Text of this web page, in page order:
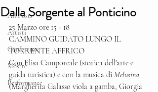
All Posts
Artisti
Conferenze
Mostre
Performance
Dalla Sorgente al Ponticino
25 Marzo 0re 15 - 18
CAMMINO GUIDATO LUNGO IL
TORRENTE AFFRICO
Con Elisa Camporeale (storica dell'arte e
guida turistica) e con la musica di Melusina
(Margherita Galasso viola a gamba, Giorgia